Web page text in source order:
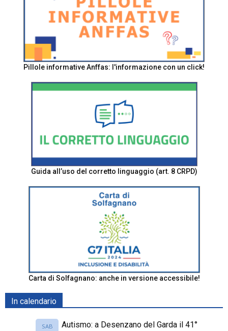
Pillole informative Anffas: l'informazione con un click!
Guida all’uso del corretto linguaggio (art. 8 CRPD)
Carta di Solfagnano: anche in versione accessibile!
In calendario
SAB
Autismo: a Desenzano del Garda il 41°